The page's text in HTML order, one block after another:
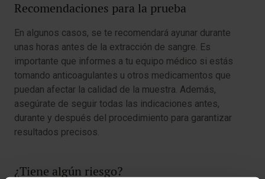
Recomendaciones para la prueba
En algunos casos, se te recomendará ayunar durante
unas horas antes de la extracción de sangre. Es
importante que informes a tu equipo médico si estás
tomando anticoagulantes u otros medicamentos que
puedan afectar la calidad de la muestra. Además,
asegúrate de seguir todas las indicaciones antes,
durante y después del procedimiento para garantizar
resultados precisos.
¿Tiene algún riesgo?